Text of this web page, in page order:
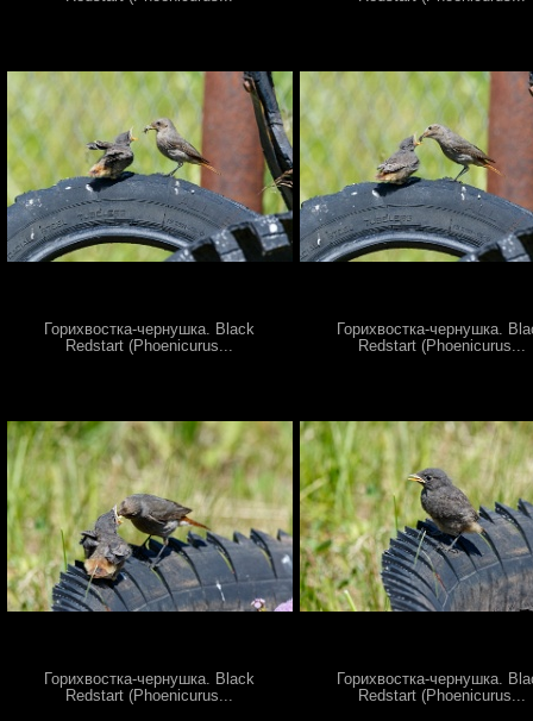
Горихвостка-чернушка. Black
Redstart (Phoenicurus...
Горихвостка-чернушка.
Redstart (Phoenicurus...
Горихвостка-чернушка. Black
Redstart (Phoenicurus...
Горихвостка-чернушка.
Redstart (Phoenicurus...